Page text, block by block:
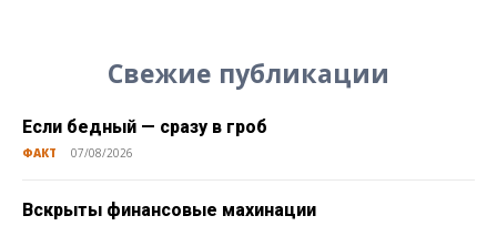
Свежие публикации
Если бедный — сразу в гроб
ФАКТ 07/08/2026
Вскрыты финансовые махинации